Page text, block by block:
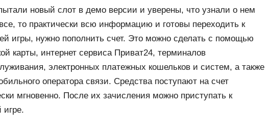
новый слот в демо версии и уверены, что узнали о нем
то практически всю информацию и готовы переходить к
игры, нужно пополнить счет. Это можно сделать с помощью
карты, интернет сервиса Приват24, терминалов
электронных платежных кошельков и систем, а также
оператора связи. Средства поступают на счет
мгновенно. После их зачисления можно приступать к